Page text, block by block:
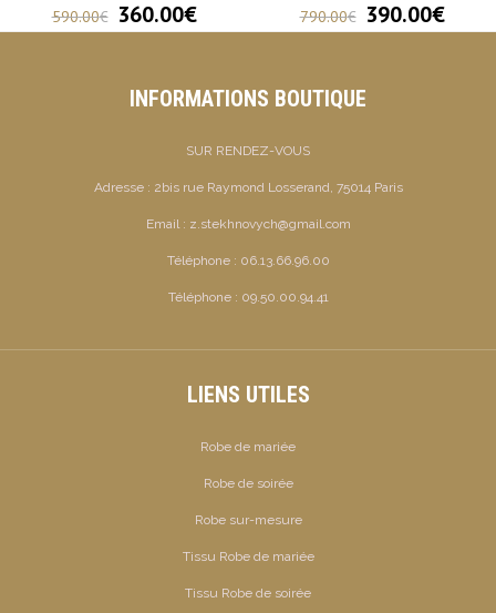
590.00€ 360.00€ 790.00€ 390.00€
INFORMATIONS BOUTIQUE
SUR RENDEZ-VOUS
Adresse : 2bis rue Raymond Losserand, 75014 Paris
Email : z.stekhnovych@gmail.com
Téléphone : 06.13.66.96.00
Téléphone : 09.50.00.94.41
LIENS UTILES
Robe de mariée
Robe de soirée
Robe sur-mesure
Tissu Robe de mariée
Tissu Robe de soirée